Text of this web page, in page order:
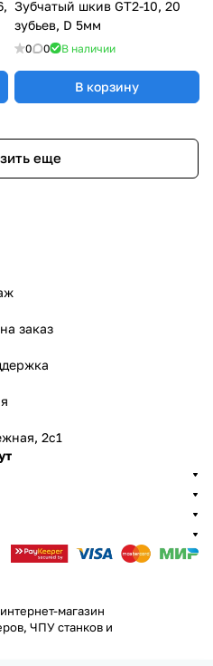
Зубчатый шкив GT2-10, 20
зубьев, D 5мм
0 0 В наличии
В корзину
еще
заказ
2с1
магазин
ЧПУ станков и